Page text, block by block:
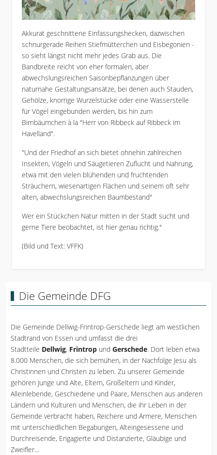
Akkurat geschnittene Einfassungshecken, dazwischen
schnurgerade Reihen Stiefmütterchen und Eisbegonien -
so sieht längst nicht mehr jedes Grab aus. Die
Bandbreite reicht von eher formalen, aber
abwechslungsreichen Saisonbepflanzungen über
naturnahe Gestaltungsansätze, bei denen auch Stauden,
Gehölze, knorrige Wurzelstücke oder eine Wasserstelle
für Vögel eingebunden werden, bis hin zum
Birnbäumchen à la "Herr von Ribbeck auf Ribbeck im
Havelland".
"Und der Friedhof an sich bietet ohnehin zahlreichen
Insekten, Vögeln und Säugetieren Zuflucht und Nahrung,
etwa mit den vielen blühenden und fruchtenden
Sträuchern, wiesenartigen Flächen und seinem oft sehr
alten, abwechslungsreichen Baumbestand"
Wer ein Stückchen Natur mitten in der Stadt sucht und
gerne Tiere beobachtet, ist hier genau richtig."
(Bild und Text: VFFK)
Die Gemeinde DFG
Die Gemeinde Dellwig-Frintrop-Gerschede liegt am westlichen
Stadtrand von Essen und umfasst die drei
Stadtteile Dellwig, Frintrop und Gerschede. Dort leben etwa
8.000 Menschen, die sich bemühen, in der Nachfolge Jesu als
Christinnen und Christen zu leben. Zu unserer Gemeinde
gehören Junge und Alte, Eltern, Großeltern und Kinder,
Alleinlebende, Geschiedene und Paare, Menschen aus anderen
Ländern und Kulturen und Menschen, die ihr Leben in der
Gemeinde verbracht haben, Reichere und Ärmere, Menschen
mit unterschiedlichen Begabungen, Alteingesessene und
Durchreisende, Engagierte und Distanzierte, Gläubige und
Zweifler...